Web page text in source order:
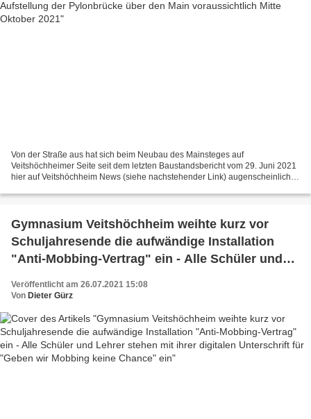
Von der Straße aus hat sich beim Neubau des Mainsteges auf
Veitshöchheimer Seite seit dem letzten Baustandsbericht vom 29. Juni 2021
hier auf Veitshöchheim News (siehe nachstehender Link) augenscheinlich
Gymnasium Veitshöchheim weihte kurz vor
Schuljahresende die aufwändige Installation
"Anti-Mobbing-Vertrag" ein - Alle Schüler und
"Geben wir Mobbing keine Chance" ein
Veröffentlicht am 26.07.2021 15:08
Von Dieter Gürz